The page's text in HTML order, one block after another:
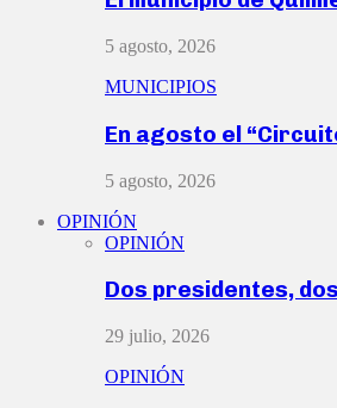
5 agosto, 2026
MUNICIPIOS
En agosto el
5 agosto, 2026
OPINIÓN
OPINIÓN
Dos presidentes,
29 julio, 2026
OPINIÓN